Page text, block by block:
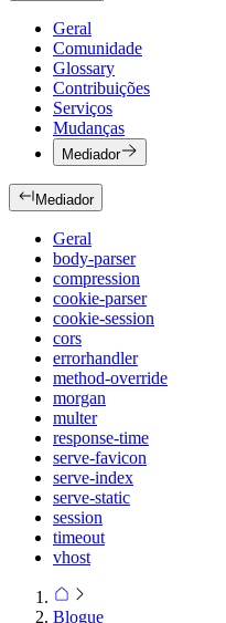
Geral
Comunidade
Glossary
Contribuições
Serviços
Mudanças
Mediador
Mediador
Geral
body-parser
compression
cookie-parser
cookie-session
cors
errorhandler
method-override
morgan
multer
response-time
serve-favicon
serve-index
serve-static
session
timeout
vhost
Blogue